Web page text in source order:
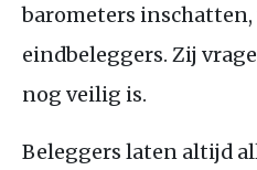
barometers inschatten,
eindbeleggers. Zij
nog veilig is.
Beleggers laten altijd